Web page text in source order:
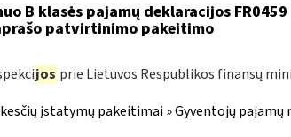
B klasės pajamų deklaracijos
patvirtinimo pakeitimo
jos prie Lietuvos Respublikos finansų
įstatymų pakeitimai » Gyventojų